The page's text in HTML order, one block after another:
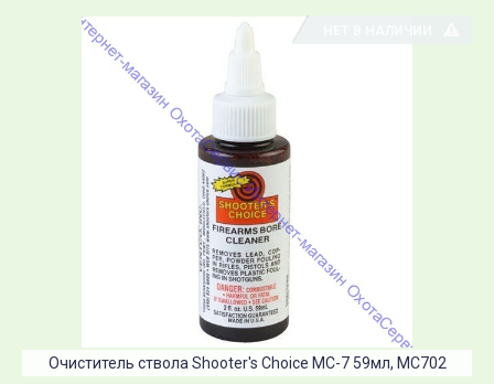
Очиститель ствола Shooter's Choice MC-7 59мл, MC702